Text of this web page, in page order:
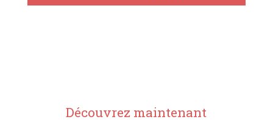
Découvrez maintenant